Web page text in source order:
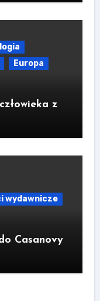
Europa
z
wydawnicze
Casanovy